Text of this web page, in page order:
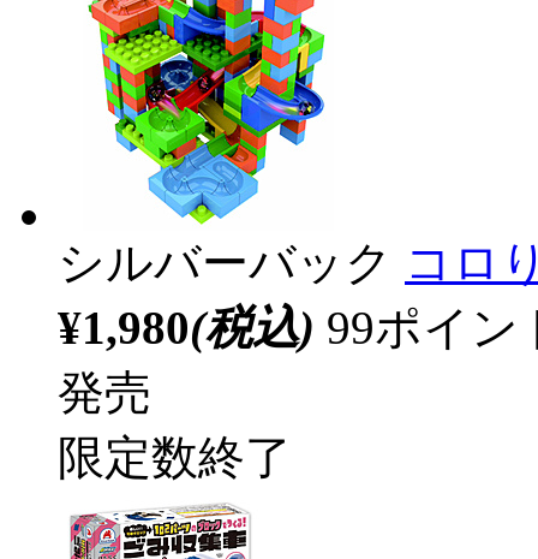
シルバーバック コロ
¥1,980(税込) 99ポイ
発売
限定数終了